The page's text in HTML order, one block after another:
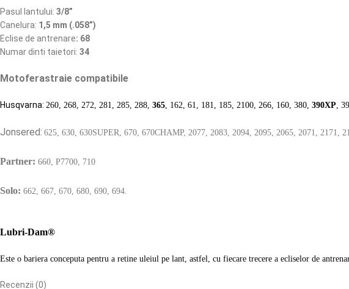
Pasul lantului: 3/8”
Canelura: 1,5 mm (.058”)
Eclise de antrenare: 68
Numar dinti taietori: 34
Motoferastraie compatibile
Husqvarna: 260, 268, 272, 281, 285, 288, 365, 162, 61, 181, 185, 2100, 266, 160, 380, 390XP,
Jonsered: 625, 630, 630SUPER, 670, 670CHAMP, 2077, 2083, 2094, 2095, 2065, 2071, 2171,
Partner: 660, P7700, 710
Solo: 662, 667, 670, 680, 690, 694.
Lubri-Dam®
Este o bariera conceputa pentru a retine uleiul pe lant, astfel, cu fiecare trecere a ecliselor de
Recenzii (0)